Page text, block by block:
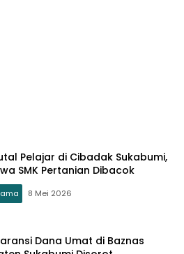
Pelajar di Cibadak Sukabumi,
SMK Pertanian Dibacok
8 Mei 2026
Dana Umat di Baznas